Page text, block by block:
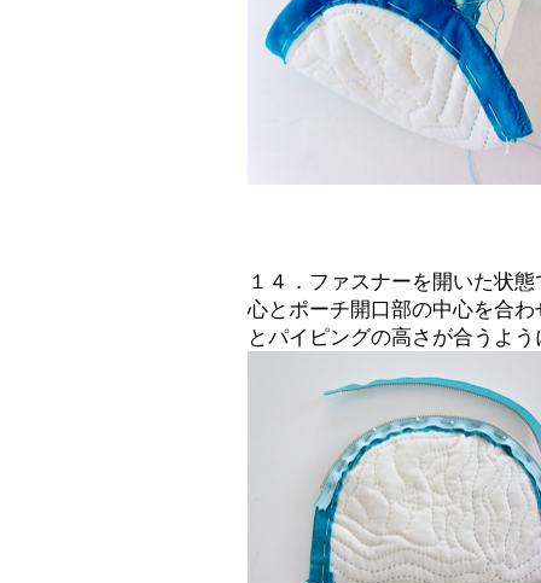
１４．ファスナーを開いた状
心とポーチ開口部の中心を合
とパイピングの高さが合うよ